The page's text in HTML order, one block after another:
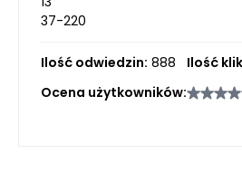
37-220
Ilość odwiedzin: 888 Ilość
Ocena użytkowników: